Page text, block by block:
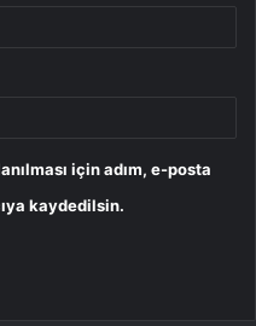
için adım, e-posta
kaydedilsin.